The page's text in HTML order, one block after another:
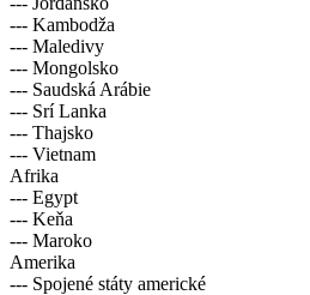
--- Kambodža
--- Maledivy
--- Mongolsko
--- Saudská Arábie
--- Srí Lanka
--- Thajsko
--- Vietnam
Afrika
--- Egypt
--- Keňa
--- Maroko
Amerika
--- Spojené státy americké